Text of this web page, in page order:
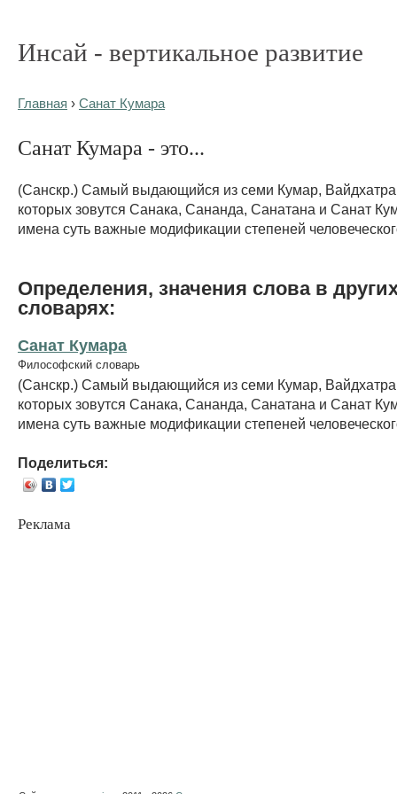
Инсай - вертикальное развитие
Главная › Санат Кумара
Санат Кумара - это...
(Санскр.) Самый выдающийся из семи Кумар,
которых зовутся Санака, Сананда, Санатана и Санат
имена суть важные модификации степеней
Определения, значения слова в
словарях:
Санат Кумара
Философский словарь
(Санскр.) Самый выдающийся из семи Кумар,
которых зовутся Санака, Сананда, Санатана и Санат
имена суть важные модификации степеней
Поделиться:
Реклама